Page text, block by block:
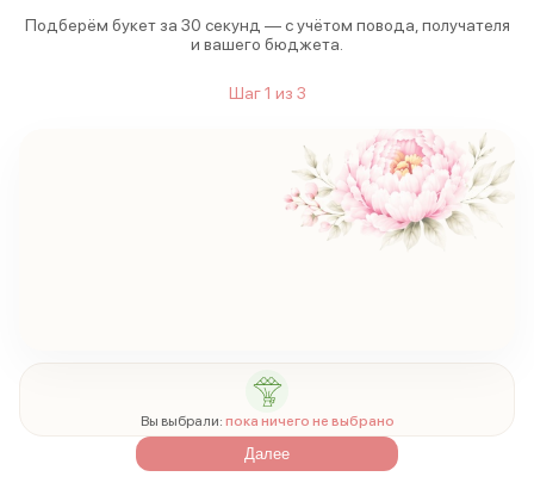
Подберём букет за 30 секунд — с учётом повода, получателя
и вашего бюджета.
Шаг1 из 3
Вы выбрали: пока ничего не выбрано
Далее